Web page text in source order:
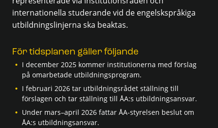
internationella studerande vid de engelskspråkiga
utbildningslinjerna ska beaktas.
För tidsplanen gäller följande
I december 2025 kommer institutionerna med förslag
på omarbetade utbildningsprogram.
I februari 2026 tar utbildningsrådet ställning till
förslagen och tar ställning till ÅA:s utbildningsansvar.
Under mars–april 2026 fattar ÅA-styrelsen beslut om
ÅA:s utbildningsansvar.